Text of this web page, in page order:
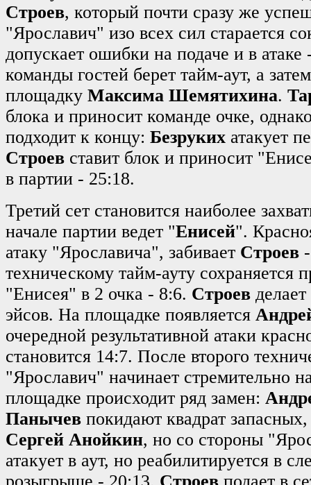
Строев, который почти сразу же
"Ярославич" изо всех сил старается
допускает ошибки на подаче и в
команды гостей берет тайм-аут, а
площадку Максима Шемятихина.
блока и приносит команде очке,
подходит к концу: Безруких атакует
Строев ставит блок и приносит
в партии - 25:18.
Третий сет становится наиболее
начале партии ведет "Енисей".
атаку "Ярославича", забивает Строев
техническому тайм-ауту сохраняется
"Енисея" в 2 очка - 8:6. Строев
эйсов. На площадке появляется
очередной результативной атаки
становится 14:7. После второго
"Ярославич" начинает стремительно
площадке происходит ряд замен:
Панычев покидают квадрат
Сергей Анойкин, но со стороны
атакует в аут, но реабилитируется в